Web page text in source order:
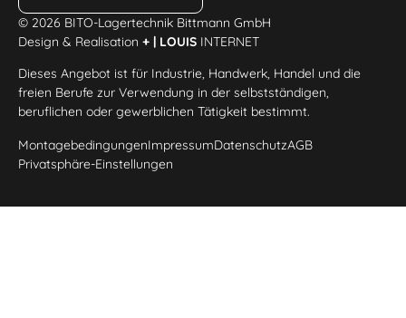
© 2026 BITO-Lagertechnik Bittmann GmbH
Design & Realisation+ | LOUIS INTERNET
Dieses Angebot ist für Industrie, Handwerk, Handel und die
freien Berufe zur Verwendung in der selbstständigen,
beruflichen oder gewerblichen Tätigkeit bestimmt.
MontagebedingungenImpressumDatenschutzAGB
Privatsphäre-Einstellungen